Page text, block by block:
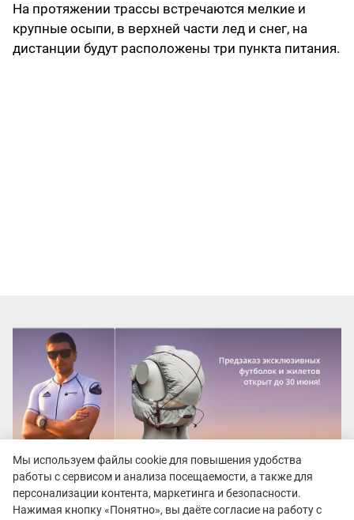
На протяжении трассы встречаются мелкие и
крупные осыпи, в верхней части лед и снег, на
дистанции будут расположены три пункта питания.
Мы используем файлы cookie для повышения удобства
работы с сервисом и анализа посещаемости, а также для
персонализации контента, маркетинга и безопасности.
Нажимая кнопку «Понятно», вы даёте согласие на работу с